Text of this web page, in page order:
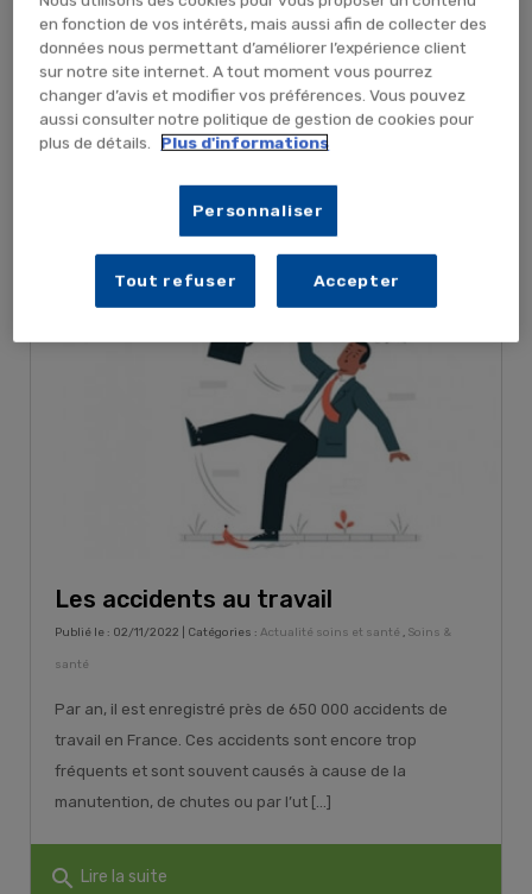
Soins & santé
L'hygiène dans les établissements de santé n'est pas
seulement une question de propreté, mais une nécessite
vitale pour prévenir les infections nosocomiales et
Les accidents au travail
Publié le : 02/11/2022 | Catégories : Actualité soins et santé , Soins &
santé
Par an, il est enregistré près de 650 000 accidents de
travail en France. Ces accidents sont encore trop
fréquents et sont souvent causés à cause de la
manutention, de chutes ou par l’ut [...]
search Lire la suite
en fonction de vos intérêts, mais aussi afin de collecter des
données nous permettant d’améliorer l’expérience client
sur notre site internet. A tout moment vous pourrez
changer d’avis et modifier vos préférences. Vous pouvez
aussi consulter notre politique de gestion de cookies pour
plus de détails.
Plus d'informations
Personnaliser
Tout refuser Accepter